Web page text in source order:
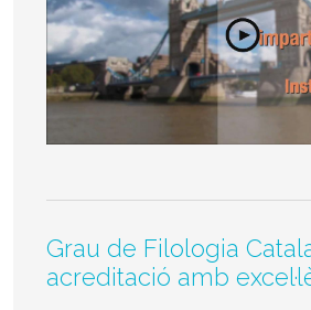
Grau de Filologia
acreditació amb